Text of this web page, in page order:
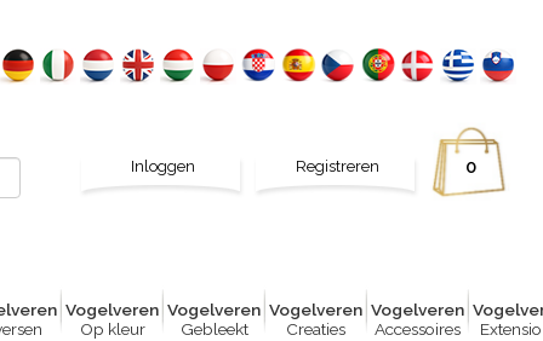
0
Inloggen Registreren
en Vogelveren
Op kleur
Vogelveren
Gebleekt
Vogelveren
Creaties
Vogelveren
Accessoires